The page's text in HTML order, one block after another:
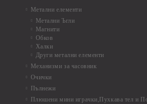
Метални елементи
Метални Ъгли
Магнити
Обков
Халки
Други метални елементи
Механизми за часовник
Очички
Пълнежи
Плюшени мини играчки,Пухкава тел и